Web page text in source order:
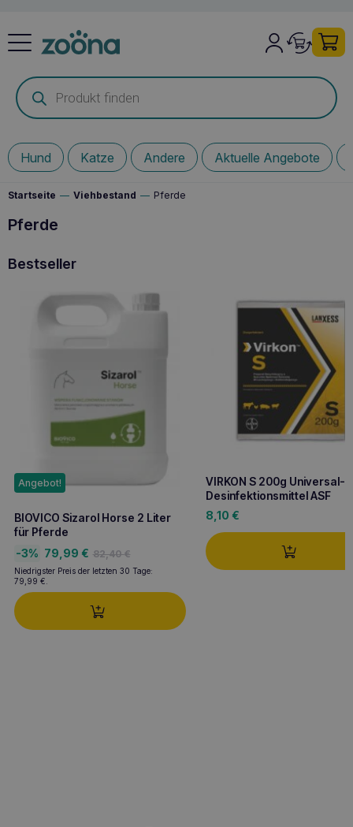
Products
search
Hund Katze Andere Aktuelle Angebote
Startseite — Viehbestand — Pferde
Pferde
Bestseller
Angebot!
Niedrigster Preis der letzten 30 Tage:
79,99 €
BIOVICO Sizarol Horse 2 Liter
für Pferde
-3%
82,40€
Ursprünglicher
Preis
war:
82,40 €
79,99 €
Aktueller
Preis
ist:
79,99 €.
VIRKON S 200g Universal-
Desinfektionsmittel ASF
8,10 €